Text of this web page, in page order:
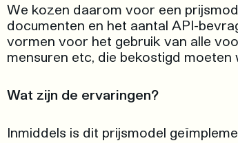
We kozen daarom voor een
documenten en het aantal API-
vormen voor het gebruik van alle
mensuren etc, die bekostigd moeten
Wat zijn de ervaringen?
Inmiddels is dit prijsmodel